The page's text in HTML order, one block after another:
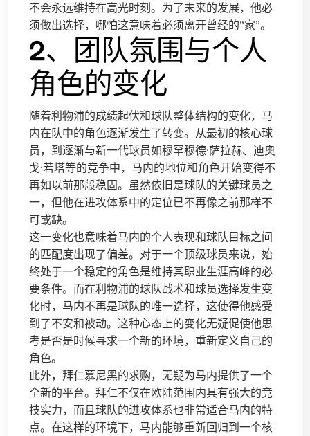
不会永远维持在高光时刻。为了未来的发展，他必
须做出选择，哪怕这意味着必须离开曾经的“家”。
2、团队氛围与个人
角色的变化
随着利物浦的成绩起伏和球队整体结构的变化，马
内在队中的角色逐渐发生了转变。从最初的核心球
员，到逐渐与新一代球员如穆罕穆德·萨拉赫、迪奥
戈·若塔等的竞争中，马内的地位和角色开始变得不
再如以前那般稳固。虽然依旧是球队的关键球员之
一，但他在进攻体系中的定位已不再像之前那样不
可或缺。
这一变化也意味着马内的个人表现和球队目标之间
的匹配度出现了偏差。对于一个顶级球员来说，始
终处于一个稳定的角色是维持其职业生涯高峰的必
要条件。而在利物浦的球队战术和球员选择发生变
化时，马内不再是球队的唯一选择，这使得他感受
到了不安和被动。这种心态上的变化无疑促使他思
考是否是时候寻求一个新的环境，重新定义自己的
角色。
此外，拜仁慕尼黑的求购，无疑为马内提供了一个
全新的平台。拜仁不仅在欧陆范围内具有强大的竞
技实力，而且球队的进攻体系也非常适合马内的特
点。在这样的环境下，马内能够重新回归到一个核